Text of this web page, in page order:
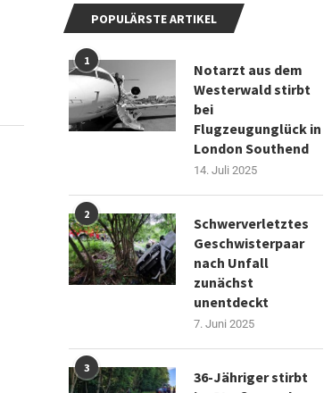
POPULÄRSTE ARTIKEL
1
Notarzt aus dem
Westerwald stirbt
bei
Flugzeugunglück in
London Southend
14. Juli 2025
2
Schwerverletztes
Geschwisterpaar
nach Unfall
zunächst
unentdeckt
7. Juni 2025
3
36-Jähriger stirbt